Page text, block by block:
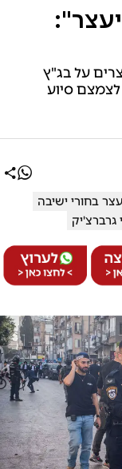
על בג"ץ
סיוע
בחורי ישיבה